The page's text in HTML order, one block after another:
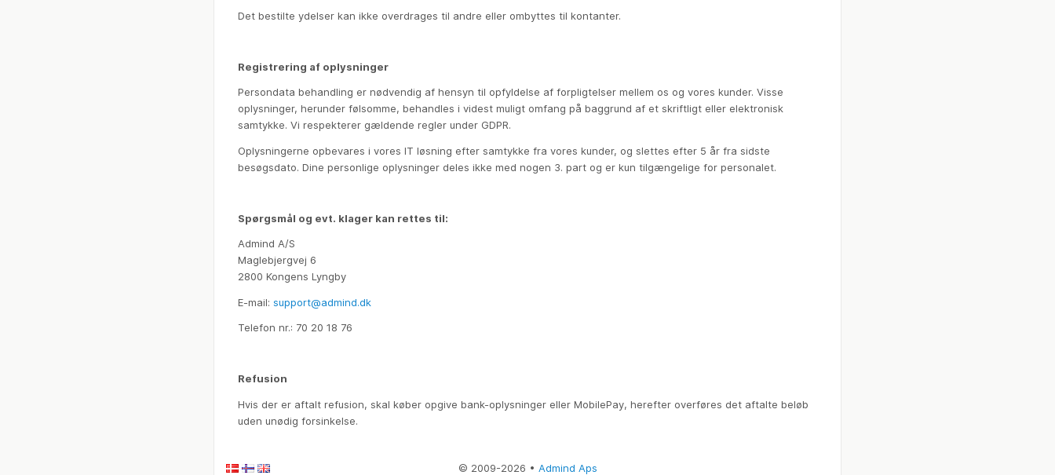
Det bestilte ydelser kan ikke overdrages til andre eller ombyttes til kontanter.
Registrering af oplysninger
Persondata behandling er nødvendig af hensyn til opfyldelse af forpligtelser mellem os og vores kunder. Visse
oplysninger, herunder følsomme, behandles i videst muligt omfang på baggrund af et skriftligt eller elektronisk
samtykke. Vi respekterer gældende regler under GDPR.
Oplysningerne opbevares i vores IT løsning efter samtykke fra vores kunder, og slettes efter 5 år fra sidste
besøgsdato. Dine personlige oplysninger deles ikke med nogen 3. part og er kun tilgængelige for personalet.
Spørgsmål og evt. klager kan rettes til:
Admind A/S
Maglebjergvej 6
2800 Kongens Lyngby
E-mail: support@admind.dk
Telefon nr.: 70 20 18 76
Refusion
Hvis der er aftalt refusion, skal køber opgive bank-oplysninger eller MobilePay, herefter overføres det aftalte beløb
uden unødig forsinkelse.
© 2009-2026 • Admind Aps